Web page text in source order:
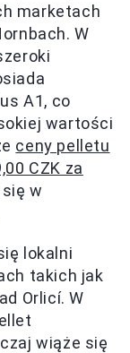
marketach
W
A1, co
wartości
ceny pelletu
CZK za
w
lokalni
takich jak
Orlicí. W
wiąże się